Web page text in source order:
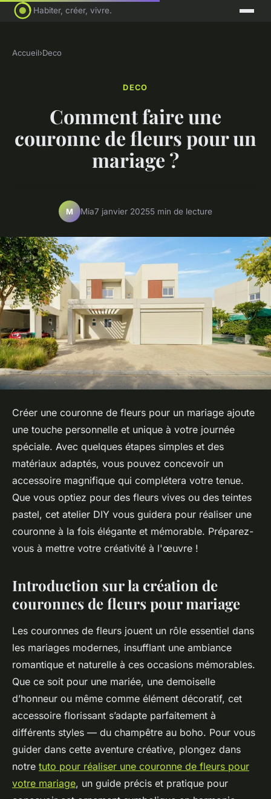
Habiter, créer, vivre.
Accueil›Deco
DECO
Comment faire une
couronne de fleurs pour un
mariage ?
M Mia7 janvier 20255 min de lecture
Créer une couronne de fleurs pour un mariage ajoute
une touche personnelle et unique à votre journée
spéciale. Avec quelques étapes simples et des
matériaux adaptés, vous pouvez concevoir un
accessoire magnifique qui complétera votre tenue.
Que vous optiez pour des fleurs vives ou des teintes
pastel, cet atelier DIY vous guidera pour réaliser une
couronne à la fois élégante et mémorable. Préparez-
vous à mettre votre créativité à l'œuvre !
Introduction sur la création de
couronnes de fleurs pour mariage
Les couronnes de fleurs jouent un rôle essentiel dans
les mariages modernes, insufflant une ambiance
romantique et naturelle à ces occasions mémorables.
Que ce soit pour une mariée, une demoiselle
d’honneur ou même comme élément décoratif, cet
accessoire florissant s’adapte parfaitement à
différents styles — du champêtre au boho. Pour vous
guider dans cette aventure créative, plongez dans
notre tuto pour réaliser une couronne de fleurs pour
votre mariage, un guide précis et pratique pour